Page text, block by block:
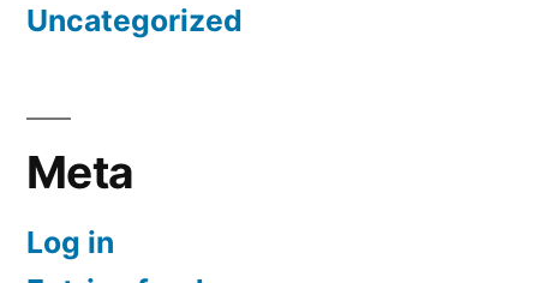
Uncategorized
Meta
Log in